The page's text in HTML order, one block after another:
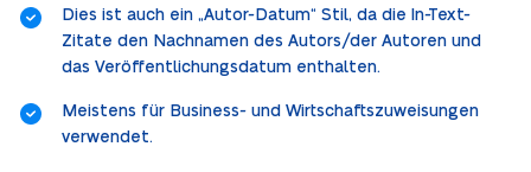
Dies ist auch ein „Autor-Datum“ Stil, da die In-Text-
Zitate den Nachnamen des Autors/der Autoren und
das Veröffentlichungsdatum enthalten.
Meistens für Business- und Wirtschaftszuweisungen
verwendet.